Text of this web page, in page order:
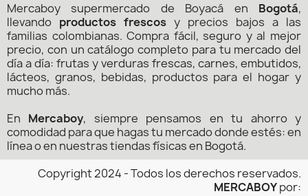
Mercaboy supermercado de Boyacá en Bogotá,
llevando productos frescos y precios bajos a las
familias colombianas. Compra fácil, seguro y al mejor
precio, con un catálogo completo para tu mercado del
día a día: frutas y verduras frescas, carnes, embutidos,
lácteos, granos, bebidas, productos para el hogar y
mucho más.
En Mercaboy, siempre pensamos en tu ahorro y
comodidad para que hagas tu mercado donde estés: en
línea o en nuestras tiendas físicas en Bogotá.
Copyright 2024 - Todos los derechos reservados.
MERCABOYpor: